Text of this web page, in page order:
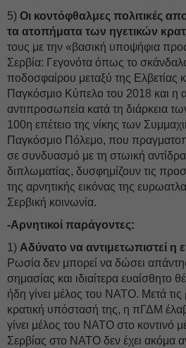
5) Οι κοντόφθαλμες πολιτικές
τα ατοπήματα των ηγετικών
τους με την «βασική υποψήφια
Σερβία: Γεγονότα όπως το
ποδοσφαίρου μεταξύ της Ελβετίας
Παγκόσμιο Κύπελο του 2018 και η
αντιπροσωπεία κατά τη διάρκεια
100η επέτειο της νίκης των
Παγκόσμιο Πόλεμο, που
σε συνδυασμό με τη στωική
διπλωματίας, δυσφημίζουν τις
της αρνητικής εικόνας της
Σερβική κοινωνία.
-Αρνητικοί παράγοντες:
1) Αδύνατο να αντιμετωπιστεί
Ρωσία δεν μπορεί να δώσει
σημασίας και ιδιαίτερα ευαίσθητο
ήδη γίνει μέλος του ΝΑΤΟ. Μετά τις
κρατική υπόστασή της, η πΓΔΜ
γίνει μέλος του ΝΑΤΟ στο κοντινό
Σερβίας στο ΝΑΤΟ δεν έχει ακόμα